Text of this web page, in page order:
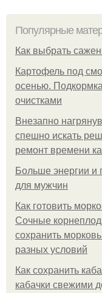
Популярные
Как выбрать
Картофель под
осенью.
очистками
Внезапно
спешно искать
ремонт времени
Больше энергии и
для мужчин
Как готовить
Сочные
сохранить
разных условий
Как сохранить
кабачки свежими